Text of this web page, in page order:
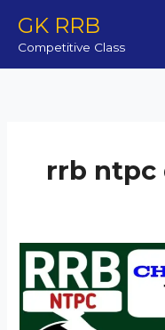
content
GK RRB
Competitive Class
rrb ntpc